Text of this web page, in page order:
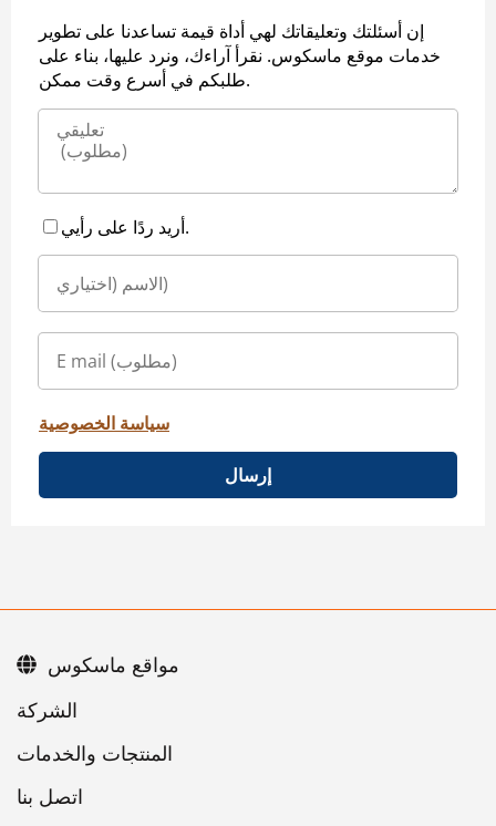
إن أسئلتك وتعليقاتك لهي أداة قيمة تساعدنا على تطوير
خدمات موقع ماسكوس. نقرأ آراءك، ونرد عليها، بناء على
طلبكم في أسرع وقت ممكن.
أريد ردًا على رأيي.
سياسة الخصوصية
إرسال
اتصل بنا
مواقع ماسكوس